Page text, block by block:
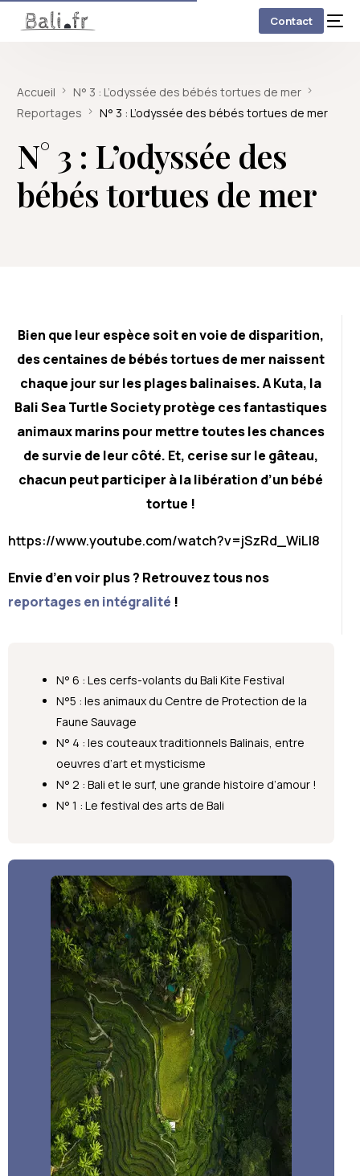
Contact
Accueil
N° 3 : L’odyssée des bébés tortues de mer
Reportages
N° 3 : L’odyssée des bébés tortues de mer
N° 3 : L’odyssée des
bébés tortues de mer
Bien que leur espèce soit en voie de disparition,
des centaines de bébés tortues de mer naissent
chaque jour sur les plages balinaises. A Kuta, la
Bali Sea Turtle Society protège ces fantastiques
animaux marins pour mettre toutes les chances
de survie de leur côté. Et, cerise sur le gâteau,
chacun peut participer à la libération d’un bébé
tortue !
https://www.youtube.com/watch?v=jSzRd_WiLl8
Envie d’en voir plus ? Retrouvez tous nos
reportages en intégralité !
N° 6 : Les cerfs-volants du Bali Kite Festival
N°5 : les animaux du Centre de Protection de la
Faune Sauvage
N° 4 : les couteaux traditionnels Balinais, entre
oeuvres d’art et mysticisme
N° 2 : Bali et le surf, une grande histoire d’amour !
N° 1 : Le festival des arts de Bali